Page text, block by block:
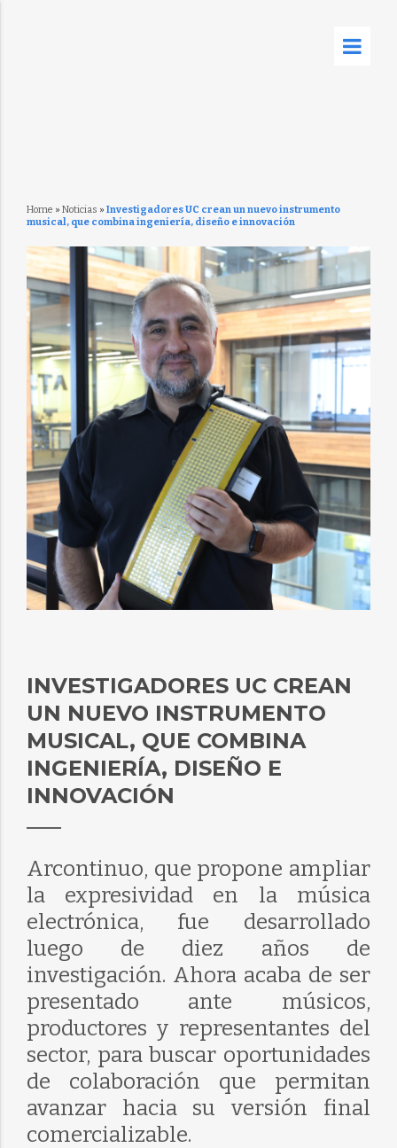
Home » Noticias » Investigadores UC crean un nuevo instrumento
musical, que combina ingeniería, diseño e innovación
INVESTIGADORES UC CREAN
UN NUEVO INSTRUMENTO
MUSICAL, QUE COMBINA
INGENIERÍA, DISEÑO E
INNOVACIÓN
Arcontinuo, que propone ampliar
la expresividad en la música
electrónica, fue desarrollado
luego de diez años de
investigación. Ahora acaba de ser
presentado ante músicos,
productores y representantes del
sector, para buscar oportunidades
de colaboración que permitan
avanzar hacia su versión final
comercializable.